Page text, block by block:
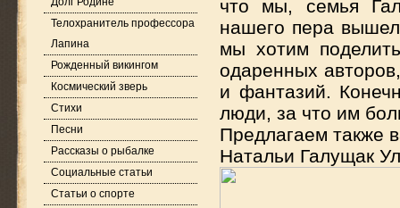
Телохранитель профессора
Лапина
Рожденный викингом
Космический зверь
Стихи
Песни
Рассказы о рыбалке
Социальные статьи
Статьи о спорте
что мы, семья
нашего пера
мы хотим
одаренных
и фантазий.
люди, за что им
Предлагаем также
Натальи Галущак